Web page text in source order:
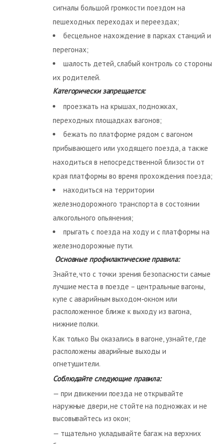
сигналы большой громкости поездом на
пешеходных переходах и переездах;
бесцельное нахождение в парках станций и
перегонах;
шалость детей, слабый контроль со стороны
их родителей.
Категорически запрещается:
проезжать на крышах, подножках,
переходных площадках вагонов;
бежать по платформе рядом с вагоном
прибывающего или уходящего поезда, а также
находиться в непосредственной близости от
края платформы во время прохождения поезда;
находиться на территории
железнодорожного транспорта в состоянии
алкогольного опьянения;
прыгать с поезда на ходу и с платформы на
железнодорожные пути.
Основные профилактические правила:
Знайте, что с точки зрения безопасности самые
лучшие места в поезде – центральные вагоны,
купе с аварийным выходом-окном или
расположенное ближе к выходу из вагона,
нижние полки.
Как только Вы оказались в вагоне, узнайте, где
расположены аварийные выходы и
огнетушители.
Соблюдайте следующие правила:
— при движении поезда не открывайте
наружные двери, не стойте на подножках и не
высовывайтесь из окон;
— тщательно укладывайте багаж на верхних